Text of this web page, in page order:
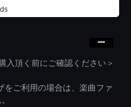
頂く前にご確認ください＞
ご利用の場合は、楽曲ファ